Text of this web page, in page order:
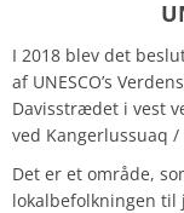
I 2018 blev det
af UNESCO’s
Davisstrædet i vest
ved Kangerlussuaq
Det er et område,
lokalbefolkningen til